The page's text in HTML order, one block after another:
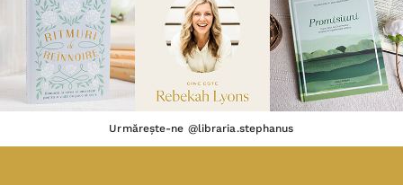
Urmărește-ne @libraria.stephanus